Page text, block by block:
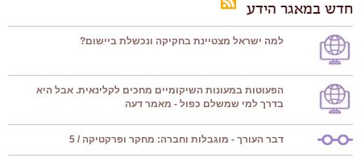
חדש במאגר הידע
למה ישראל מצטיינת בחקיקה ונכשלת ביישום?
הפעוטות במעונות השיקומיים מחכים לקלינאית. אבל היא
בדרך למי שמשלם כפול - מאמר דעה
דבר העורך - מוגבלות וחברה: מחקר ופרקטיקה / 5